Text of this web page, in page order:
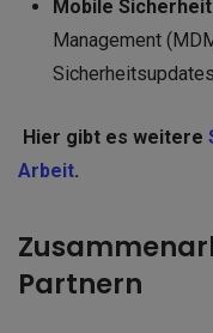
Mobile Sicherheit
Management
Hier gibt es weitere
Arbeit.
Partnern